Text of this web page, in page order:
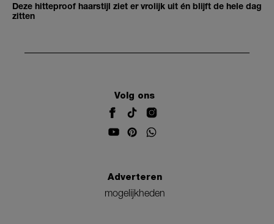
Deze hitteproof haarstijl ziet er vrolijk uit én blijft de hele dag
zitten
Volg ons
Adverteren
mogelijkheden